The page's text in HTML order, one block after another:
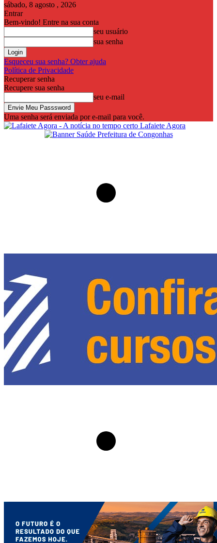
sábado, 8 agosto , 2026
Entrar
Bem-vindo! Entre na sua conta
seu usuário
sua senha
Esqueceu sua senha? Obter ajuda
Política de Privacidade
Recuperar senha
Recupere sua senha
seu e-mail
Uma senha será enviada por e-mail para você.
Lafaiete Agora